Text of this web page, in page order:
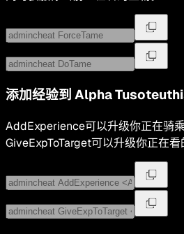
添加经验到 Alpha
AddExperience可以升级你正在骑
GiveExpToTarget可以升级你正在看